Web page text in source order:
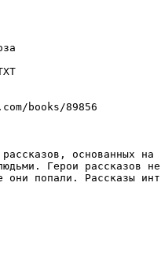
books/89856
основанных на
Герои
они попали. Рассказы